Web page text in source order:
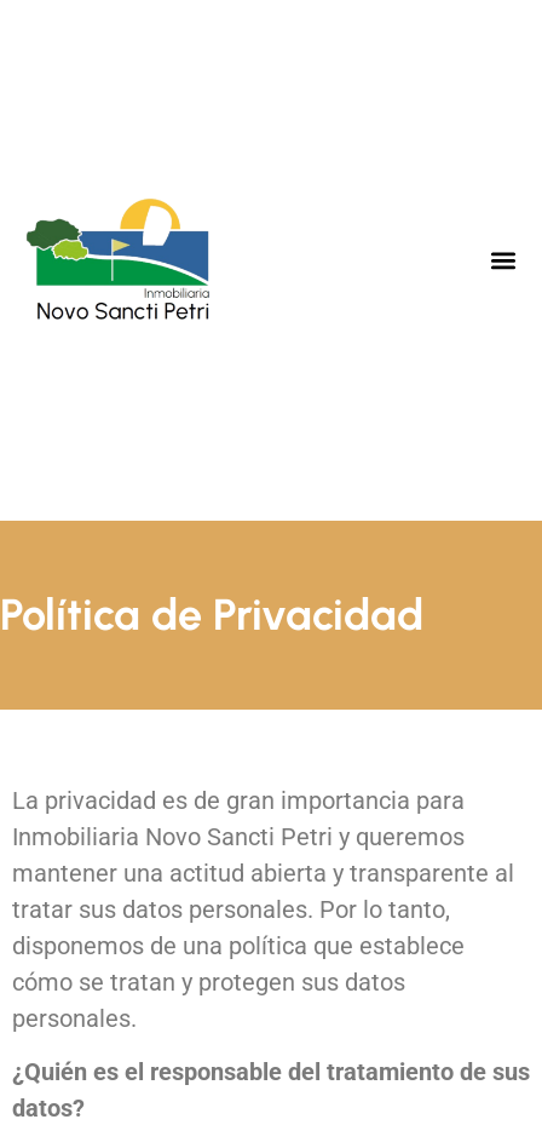
Política de Privacidad
La privacidad es de gran importancia para
Inmobiliaria Novo Sancti Petri y queremos
mantener una actitud abierta y transparente al
tratar sus datos personales. Por lo tanto,
disponemos de una política que establece
cómo se tratan y protegen sus datos
personales.
¿Quién es el responsable del tratamiento de sus
datos?